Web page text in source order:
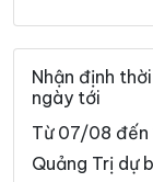
Xã Hiếu Giang
Xã Hoàn Lão
Xã Hướng Lập
Xã Khe Sanh
Nhận định
ngày tới
Từ 07/08 đến
Quảng Trị dự